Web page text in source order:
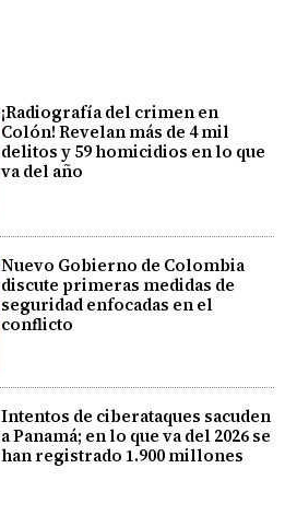
¡Radiografía del crimen en
Colón! Revelan más de 4 mil
delitos y 59 homicidios en lo que
va del año
Nuevo Gobierno de Colombia
discute primeras medidas de
seguridad enfocadas en el
conflicto
Intentos de ciberataques sacuden
a Panamá; en lo que va del 2026 se
han registrado 1.900 millones